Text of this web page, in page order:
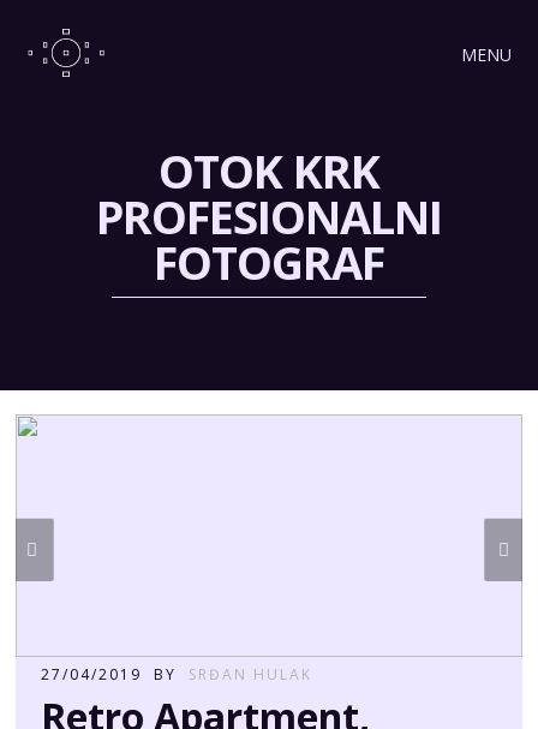
MENU
OTOK KRK
PROFESIONALNI
FOTOGRAF
27/04/2019 BY SRĐAN HULAK
Retro Apartment,